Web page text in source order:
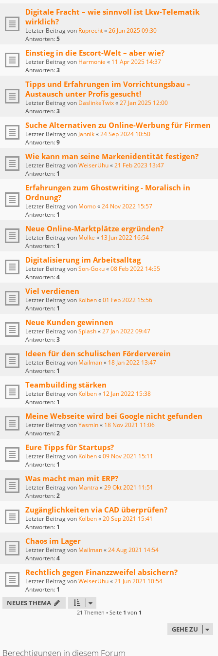
Digitale Fracht – wie sinnvoll ist Lkw-Telematik
wirklich?
Letzter Beitrag von Ruprecht«26 Jun 2025 09:30
Antworten:5
Einstieg in die Escort-Welt – aber wie?
Letzter Beitrag von Harmonie « 11 Apr 2025 14:37
Antworten:3
Tipps und Erfahrungen im Vorrichtungsbau –
Austausch unter Profis gesucht!
Letzter Beitrag von DaslinkeTwix«27 Jan 2025 12:00
Antworten:3
Suche Alternativen zu Online-Werbung für Firmen
Letzter Beitrag von Jannik«24 Sep 2024 10:50
Antworten:9
Wie kann man seine Markenidentität festigen?
Letzter Beitrag vonWeiserUhu«21 Feb 2023 13:47
Antworten: 1
Erfahrungen zum Ghostwriting - Moralisch in
Ordnung?
Letzter Beitrag von Momo«24 Nov 2022 15:57
Antworten: 1
Neue Online-Marktplätze ergründen?
Letzter Beitrag von Molke « 13 Jun 2022 16:54
Antworten: 1
Digitalisierung im Arbeitsalltag
Letzter Beitrag vonSon-Goku«08 Feb 2022 14:55
Antworten:4
Viel verdienen
Letzter Beitrag von Kolben«01 Feb 2022 15:56
Antworten: 1
Neue Kunden gewinnen
Letzter Beitrag vonSplash«27 Jan 2022 09:47
Antworten:3
Ideen für den schulischen Förderverein
Letzter Beitrag von Mailman« 18 Jan 2022 13:47
Antworten: 1
Teambuilding stärken
Letzter Beitrag von Kolben« 12 Jan 2022 15:38
Antworten: 1
Meine Webseite wird bei Google nicht gefunden
Letzter Beitrag vonYasmin« 18 Nov 2021 11:06
Antworten:2
Eure Tipps für Startups?
Letzter Beitrag von Kolben«09 Nov 2021 15:11
Antworten: 1
Was macht man mit ERP?
Letzter Beitrag von Mantra «29 Okt 2021 11:51
Antworten:2
Zugänglichkeiten via CAD überprüfen?
Letzter Beitrag von Kolben«20 Sep 2021 15:41
Antworten: 1
Chaos im Lager
Letzter Beitrag von Mailman«24 Aug 2021 14:54
Antworten:4
Rechtlich gegen Finanzzweifel absichern?
Letzter Beitrag vonWeiserUhu«21 Jun 2021 10:54
Antworten: 1
NEUES THEMA
21 Themen • Seite 1 von 1
GEHE ZU
Berechtigungen in diesem Forum